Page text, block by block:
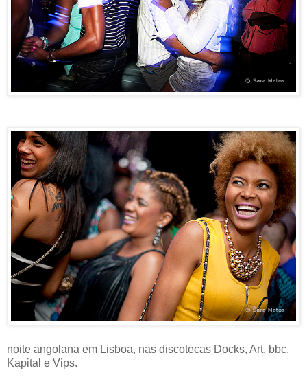
noite angolana em Lisboa, nas discotecas Docks, Art, bbc,
Kapital e Vips.